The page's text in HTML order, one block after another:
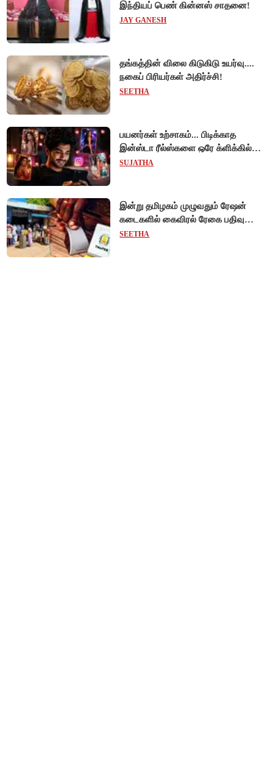
இந்தியப் பெண் கின்னஸ் சாதனை!
JAY GANESH
தங்கத்தின் விலை கிடுகிடு உயர்வு....
நகைப் பிரியர்கள் அதிர்ச்சி!
SEETHA
பயனர்கள் உற்சாகம்... பிடிக்காத
இன்ஸ்டா ரீல்ஸ்களை ஒரே க்ளிக்கில்
மாற்றியமைக்கலாம்!
SUJATHA
இன்று தமிழகம் முழுவதும் ரேஷன்
கடைகளில் கைவிரல் ரேகை பதிவு
சிறப்பு முகாம்!
SEETHA